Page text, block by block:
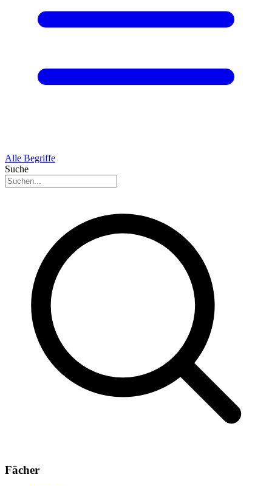
Alle Begriffe
Suche
Fächer